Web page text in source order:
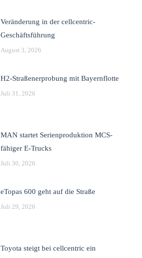
Veränderung in der cellcentric-
Geschäftsführung
August 3, 2026
H2-Straßenerprobung mit Bayernflotte
Juli 31, 2026
MAN startet Serienproduktion MCS-
fähiger E-Trucks
Juli 30, 2026
eTopas 600 geht auf die Straße
Juli 29, 2026
Toyota steigt bei cellcentric ein